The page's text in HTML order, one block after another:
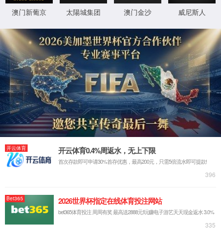
绿色学校创建专题网